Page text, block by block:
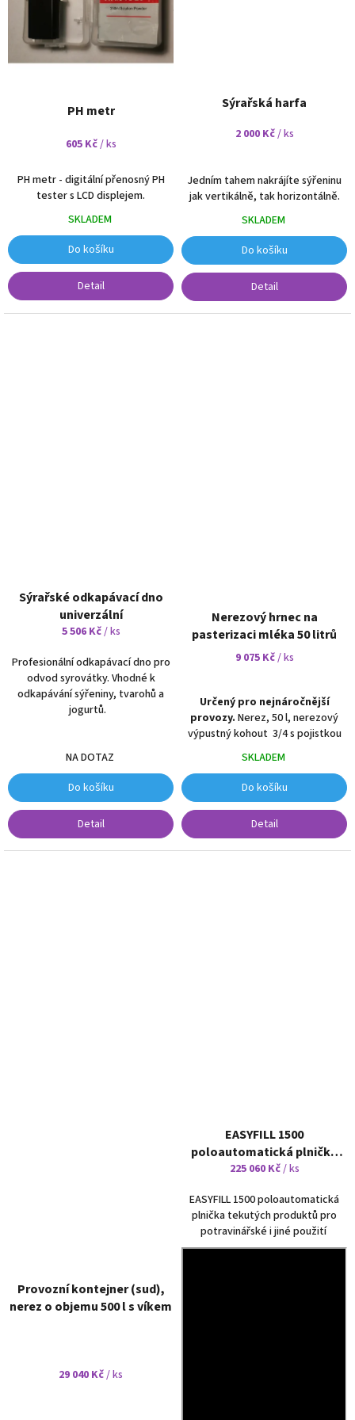
PH metr
605 Kč/ ks
PH metr - digitální přenosný PH
tester s LCD displejem.
SKLADEM
Do košíku
Detail
Sýrařská harfa
2 000 Kč/ ks
Jedním tahem nakrájíte sýřeninu
jak vertikálně, tak horizontálně.
SKLADEM
Do košíku
Detail
Sýrařské odkapávací dno
univerzální
5 506 Kč/ ks
Profesionální odkapávací dno pro
odvod syrovátky. Vhodné k
odkapávání sýřeniny, tvarohů a
jogurtů.
NA DOTAZ
Do košíku
Detail
Nerezový hrnec na
pasterizaci mléka 50 litrů
9 075 Kč/ ks
Určený pro nejnáročnější
provozy. Nerez, 50 l, nerezový
výpustný kohout 3/4 s pojistkou
SKLADEM
Do košíku
Detail
Provozní kontejner (sud),
nerez o objemu 500 l s víkem
29 040 Kč/ ks
EASYFILL 1500
poloautomatická plnička
tekutých produktů
225 060 Kč/ ks
EASYFILL 1500 poloautomatická
plnička tekutých produktů pro
potravinářské i jiné použití